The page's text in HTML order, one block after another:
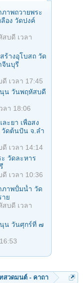
าพถวายพระ
อง วัดปงค์
สบดี เวลา
ร้างอุโบสถ วัด
จีนบุรี
เวลา 17:45
น วันพฤหัสบดี
ลา 18:06
ะยา เพื่อสง
วัดต้นปัน จ.ลํา
เวลา 14:14
วัดละหาร
เวลา 10:36
ภาพปั้มน้ำ วัด
าย
สบดี เวลา
นุน วันศุกร์ที่ ๗
บทสวดมนต์ - คาถา